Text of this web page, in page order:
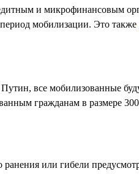
и микрофинансовым
мобилизации. Это также
все мобилизованные
гражданам в размере
или гибели